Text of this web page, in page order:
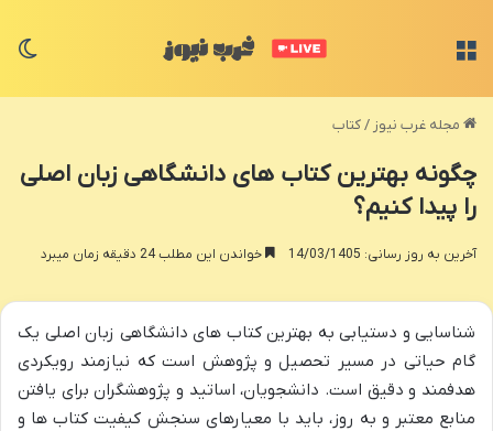
مجله غرب نیوز /کتاب
چگونه بهترین کتاب های دانشگاهی زبان اصلی
را پیدا کنیم؟
آخرین به روز رسانی: 14/03/1405 خواندن این مطلب 24 دقیقه زمان میبرد
شناسایی و دستیابی به بهترین کتاب های دانشگاهی زبان اصلی یک
گام حیاتی در مسیر تحصیل و پژوهش است که نیازمند رویکردی
هدفمند و دقیق است. دانشجویان، اساتید و پژوهشگران برای یافتن
منابع معتبر و به روز، باید با معیارهای سنجش کیفیت کتاب ها و